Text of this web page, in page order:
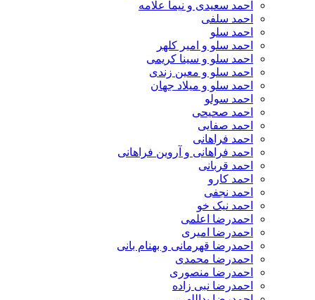
احمد سعیدی و نیما علامه
احمد سلفی
احمد سلو
احمد سلو و امیر کلهر
احمد سلو و سینا کریمی
احمد سلو و معین زندی
احمد سلو و میلاد جهان
احمد سولو
احمد صحیحی
احمد صفایی
احمد فراهانی
احمد فراهانی و آروین فراهانی
احمد قربانی
احمد کارو
احمد نجفی
احمد نیک خو
احمدرضا اعلمی
احمدرضا امیری
احمدرضا قهرمانی و بهنام بانی
احمدرضا محمدی
احمدرضا منصوری
احمدرضا نبی زاده